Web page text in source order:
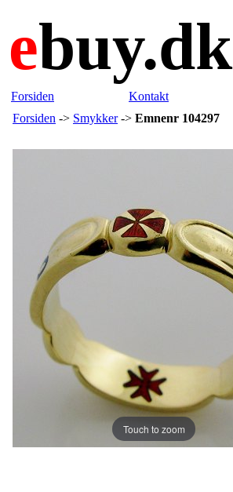
ebuy.dk
Forsiden Kontakt
Forsiden -> Smykker-> Emnenr 104297
Touch to zoom